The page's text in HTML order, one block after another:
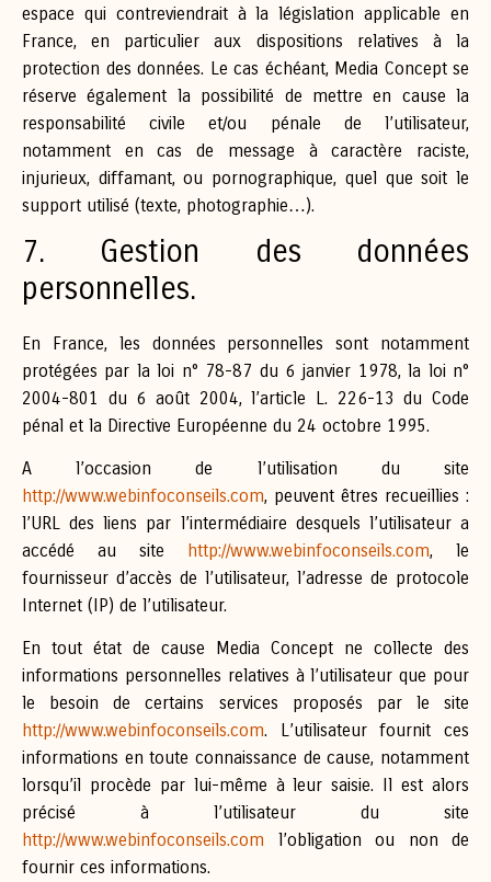
espace qui contreviendrait à la législation applicable en
France, en particulier aux dispositions relatives à la
protection des données. Le cas échéant, Media Concept se
réserve également la possibilité de mettre en cause la
responsabilité civile et/ou pénale de l’utilisateur,
notamment en cas de message à caractère raciste,
injurieux, diffamant, ou pornographique, quel que soit le
support utilisé (texte, photographie…).
7. Gestion des données
personnelles.
En France, les données personnelles sont notamment
protégées par la loi n° 78-87 du 6 janvier 1978, la loi n°
2004-801 du 6 août 2004, l’article L. 226-13 du Code
pénal et la Directive Européenne du 24 octobre 1995.
A l’occasion de l’utilisation du site
http://www.webinfoconseils.com, peuvent êtres recueillies :
l’URL des liens par l’intermédiaire desquels l’utilisateur a
accédé au site http://www.webinfoconseils.com, le
fournisseur d’accès de l’utilisateur, l’adresse de protocole
Internet (IP) de l’utilisateur.
En tout état de cause Media Concept ne collecte des
informations personnelles relatives à l’utilisateur que pour
le besoin de certains services proposés par le site
http://www.webinfoconseils.com. L’utilisateur fournit ces
informations en toute connaissance de cause, notamment
lorsqu’il procède par lui-même à leur saisie. Il est alors
précisé à l’utilisateur du site
http://www.webinfoconseils.com l’obligation ou non de
fournir ces informations.